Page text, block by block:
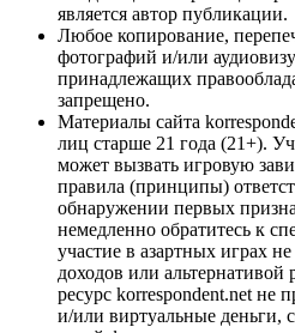
является автор публикации.
Любое копирование,
фотографий и/или
принадлежащих
запрещено.
Материалы сайта
лиц старше 21 года (21+).
может вызвать игровую
правила (принципы)
обнаружении первых
немедленно обратитесь к
участие в азартных играх
доходов или
ресурс korrespondent.net не
и/или виртуальные деньги,